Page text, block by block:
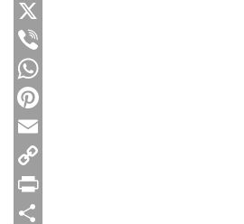
Facebook
X
Viber
WhatsApp
Pinterest
Email
Copy
Link
Print